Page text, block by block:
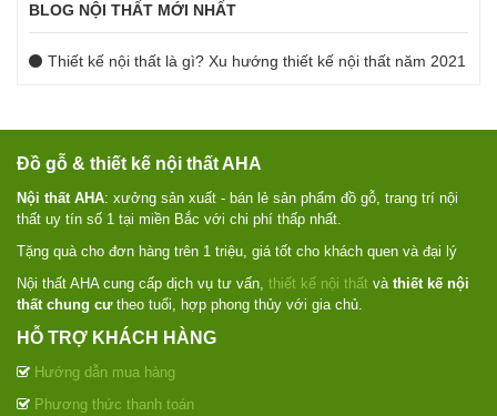
BLOG NỘI THẤT MỚI NHẤT
Thiết kế nội thất là gì? Xu hướng thiết kế nội thất năm 2021
Đồ gỗ & thiết kế nội thất AHA
Nội thất AHA: xưởng sản xuất - bán lẻ sản phẩm đồ gỗ, trang trí nội
thất uy tín số 1 tại miền Bắc với chi phí thấp nhất.
Tặng quà cho đơn hàng trên 1 triệu, giá tốt cho khách quen và đại lý
Nội thất AHA cung cấp dịch vụ tư vấn, thiết kế nội thất và thiết kế nội
thất chung cưtheo tuổi, hợp phong thủy với gia chủ.
HỖ TRỢ KHÁCH HÀNG
Hướng dẫn mua hàng
Phương thức thanh toán